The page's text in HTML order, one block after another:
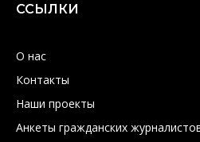
ССЫЛКИ
О нас
Контакты
Наши проекты
Анкеты гражданских